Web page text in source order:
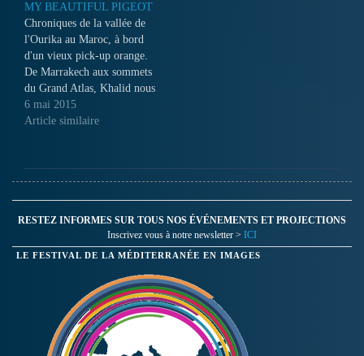
trois enseignent chez eux la
langue et la culture d'oc. Au-
delà de l'aspect local, c'est
une réflexion sur la…
MY BEAUTIFUL PIGEOT
Chroniques de la vallée de
l'Ourika au Maroc, à bord
d'un vieux pick-up orange.
De Marrakech aux sommets
du Grand Atlas, Khalid nous
balade, se raconte,
s'interroge sur son pays, ses
6 mai 2015
Article similaire
RESTEZ INFORMES SUR TOUS NOS ÉVÉNEMENTS ET PROJECTIONS
Inscrivez vous à notre newsletter > ICI
LE FESTIVAL DE LA MÉDITERRANÉE EN IMAGES